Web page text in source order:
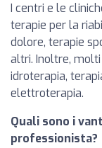
I centri e le
terapie per la
dolore, terapie
altri. Inoltre,
idroterapia,
elettroterapia.
Quali sono i
professionista?